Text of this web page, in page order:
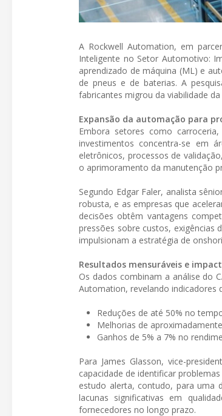
A Rockwell Automation, em
Inteligente no Setor Automotivo:
aprendizado de máquina (ML) e
de pneus e de baterias. A
fabricantes migrou da viabilidade
Expansão da automação para
Embora setores como
investimentos concentra-se em
eletrônicos, processos de
o aprimoramento da manutenção
Segundo Edgar Faler, analista
robusta, e as empresas que
decisões obtêm vantagens
pressões sobre custos, exigências
impulsionam a estratégia de
Resultados mensuráveis e
Os dados combinam a análise do
Automation, revelando indicadores
Reduções de até 50% no
Melhorias de
Ganhos de 5% a 7% no
Para James Glasson, vice-
capacidade de identificar
estudo alerta, contudo, para uma
lacunas significativas em
fornecedores no longo prazo.